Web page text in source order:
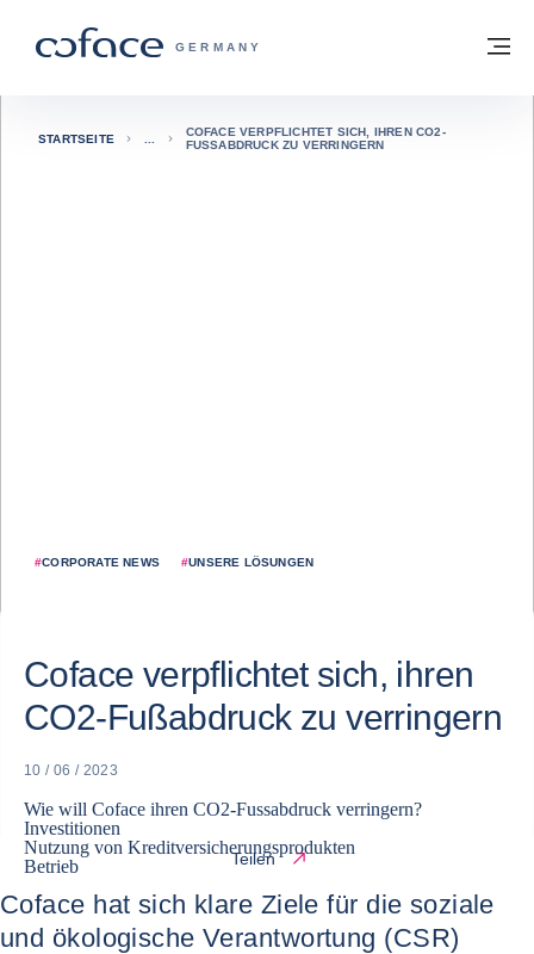
COFACE FOR TRADE - WEBSEITE DER
GERMANY
Zurück zur Startseite
#CORPORATE NEWS #UNSERE LÖSUNGEN
STARTSEITE
COFACE VERPFLICHTET SICH, IHREN CO2-
FUSSABDRUCK ZU VERRINGERN
Coface verpflichtet sich, ihren
CO2-Fußabdruck zu verringern
10 / 06 / 2023
Wie will Coface ihren CO2-Fussabdruck verringern?
Investitionen
Nutzung von Kreditversicherungsprodukten
Betrieb
Teilen
Coface hat sich klare Ziele für die soziale
und ökologische Verantwortung (CSR)